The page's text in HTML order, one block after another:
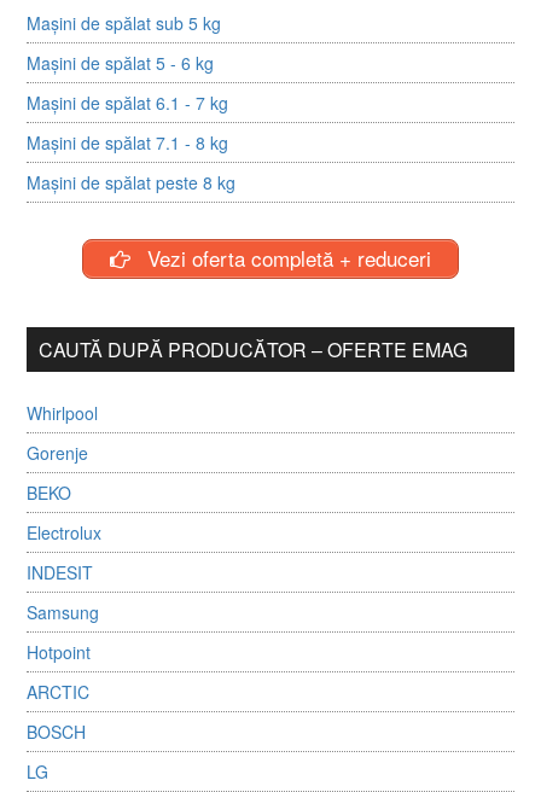
Mașini de spălat sub 5 kg
Mașini de spălat 5 - 6 kg
Mașini de spălat 6.1 - 7 kg
Mașini de spălat 7.1 - 8 kg
Mașini de spălat peste 8 kg
Vezi oferta completă + reduceri
CAUTĂ DUPĂ PRODUCĂTOR – OFERTE EMAG
Whirlpool
Gorenje
BEKO
Electrolux
INDESIT
Samsung
Hotpoint
ARCTIC
BOSCH
LG